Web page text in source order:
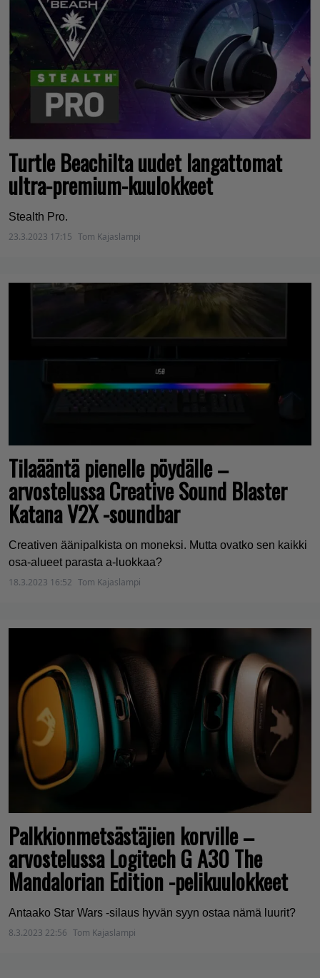
Turtle Beachilta uudet langattomat
ultra-premium-kuulokkeet
Stealth Pro.
23.3.2023 17:15 Tom Kajaslampi
Tilaääntä pienelle pöydälle –
arvostelussa Creative Sound Blaster
Katana V2X -soundbar
Creativen äänipalkista on moneksi. Mutta ovatko sen kaikki
osa-alueet parasta a-luokkaa?
18.3.2023 16:52 Tom Kajaslampi
Palkkionmetsästäjien korville –
arvostelussa Logitech G A30 The
Mandalorian Edition -pelikuulokkeet
Antaako Star Wars -silaus hyvän syyn ostaa nämä luurit?
8.3.2023 22:56 Tom Kajaslampi